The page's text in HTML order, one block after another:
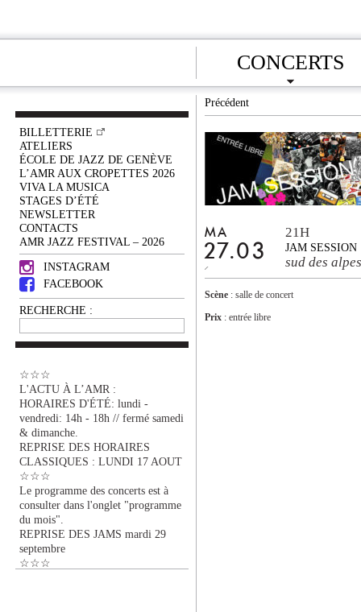
CONCERTS
BILLETTERIE
ATELIERS
ÉCOLE DE JAZZ DE GENÈVE
L’AMR AUX CROPETTES 2026
VIVA LA MUSICA
STAGES D’ÉTÉ
NEWSLETTER
CONTACTS
AMR JAZZ FESTIVAL – 2026
INSTAGRAM
FACEBOOK
RECHERCHE :
☆☆☆
L'ACTU À L’AMR :
HORAIRES D'ÉTÉ: lundi -
vendredi: 14h - 18h // fermé samedi
& dimanche.
REPRISE DES HORAIRES
CLASSIQUES : LUNDI 17 AOUT
☆☆☆
Le programme des concerts est à
consulter dans l'onglet "programme
du mois".
REPRISE DES JAMS mardi 29
septembre
☆☆☆
Précédent
MA
27.03
21H
JAM SESSION
sud des alpes
Scène : salle de concert
Prix : entrée libre